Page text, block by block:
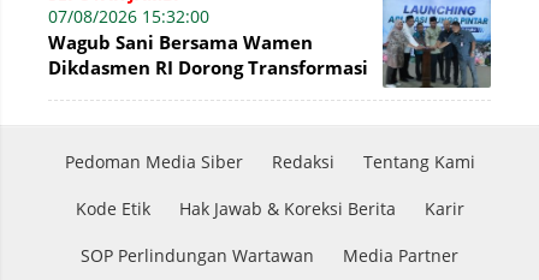
07/08/2026 15:32:00
Wagub Sani Bersama Wamen
Dikdasmen RI Dorong Transformasi
Pedoman Media Siber Redaksi Tentang Kami
Kode Etik Hak Jawab & Koreksi Berita Karir
SOP Perlindungan Wartawan Media Partner